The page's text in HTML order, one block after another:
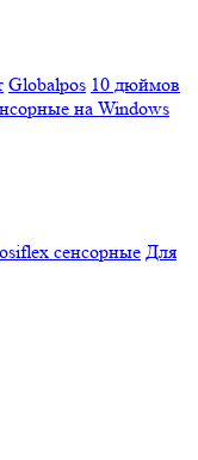
Globalpos 10 дюймов
на Windows
сенсорные Для